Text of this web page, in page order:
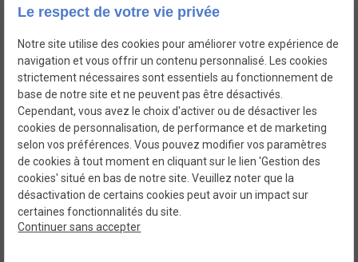
Mentions légales
Politique de
confidentialité
Gestion
des
cookies
Plan du site
TVA Intracommunautaire :
BE0891447519
Le respect de votre vie privée
Notre site utilise des cookies pour améliorer votre expérience de
navigation et vous offrir un contenu personnalisé. Les cookies
strictement nécessaires sont essentiels au fonctionnement de
base de notre site et ne peuvent pas être désactivés.
Cependant, vous avez le choix d'activer ou de désactiver les
cookies de personnalisation, de performance et de marketing
selon vos préférences. Vous pouvez modifier vos paramètres
de cookies à tout moment en cliquant sur le lien 'Gestion des
cookies' situé en bas de notre site. Veuillez noter que la
désactivation de certains cookies peut avoir un impact sur
certaines fonctionnalités du site.
Continuer sans accepter